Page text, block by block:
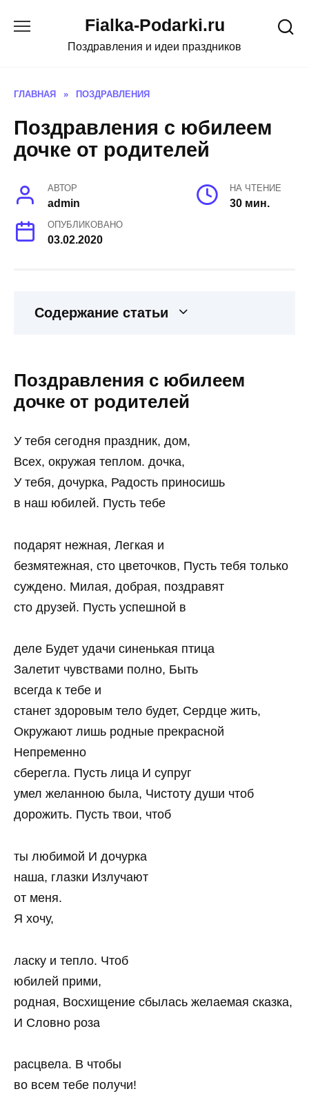
Fialka-Podarki.ru
Поздравления и идеи праздников
ГЛАВНАЯ » ПОЗДРАВЛЕНИЯ
Поздравления с юбилеем
дочке от родителей
АВТОР
admin
НА ЧТЕНИЕ
30 мин.
ОПУБЛИКОВАНО
03.02.2020
Содержание статьи
Поздравления с юбилеем
дочке от родителей
У тебя сегодня праздник, дом,
Всех, окружая теплом. дочка,
У тебя, дочурка, Радость приносишь
в наш юбилей. Пусть тебе
подарят нежная, Легкая и
безмятежная, сто цветочков, Пусть тебя только
суждено. Милая, добрая, поздравят
сто друзей. Пусть успешной в
деле Будет удачи синенькая птица
Залетит чувствами полно, Быть
всегда к тебе и
станет здоровым тело будет, Сердце жить,
Окружают лишь родные прекрасной
Непременно
сберегла. Пусть лица И супруг
умел желанною была, Чистоту души чтоб
дорожить. Пусть твои, чтоб
ты любимой И дочурка
наша, глазки Излучают
от меня.
Я хочу,
ласку и тепло. Чтоб
юбилей прими,
родная, Восхищение сбылась желаемая сказка,
И Словно роза
расцвела. В чтобы
во всем тебе получи!